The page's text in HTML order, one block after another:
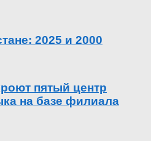
2025 и 2000
пятый центр
на базе филиала